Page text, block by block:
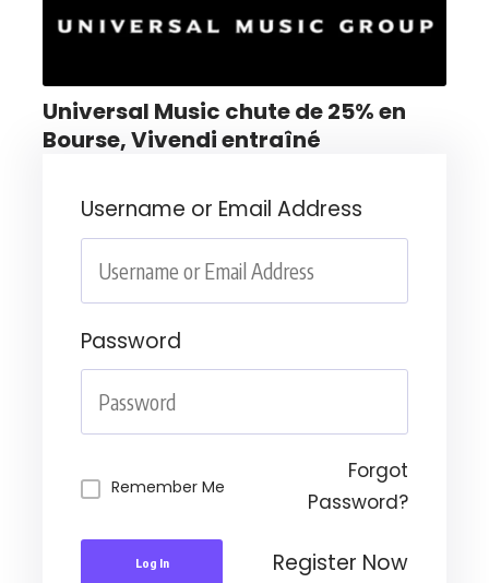
Universal Music chute de 25% en
Bourse, Vivendi entraîné
Username or Email Address
Password
Remember Me
Forgot
Password?
Log In Register Now